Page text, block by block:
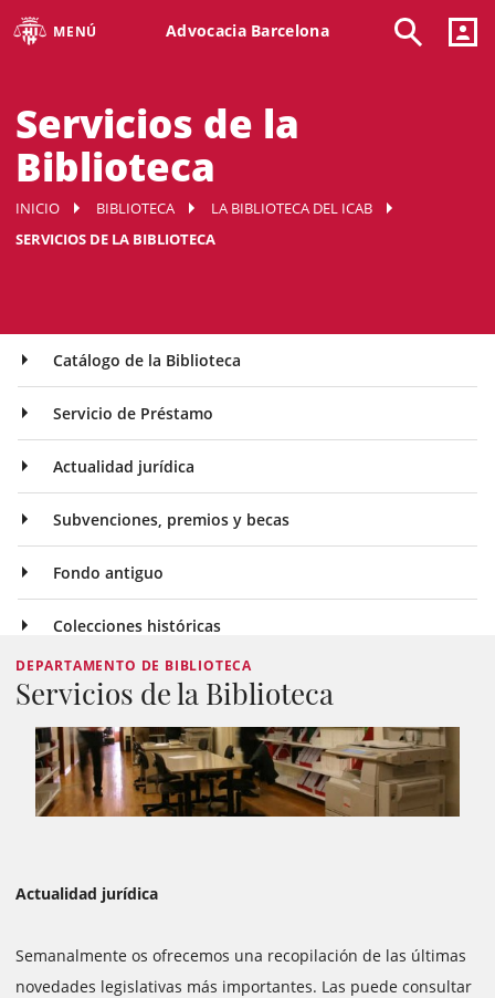
MENÚ Advocacia Barcelona
Servicios de la
Biblioteca
INICIO BIBLIOTECA
LA BIBLIOTECA DEL ICAB
SERVICIOS DE LA BIBLIOTECA
Catálogo de la Biblioteca
Servicio de Préstamo
Actualidad jurídica
Subvenciones, premios y becas
Fondo antiguo
Colecciones históricas
DEPARTAMENTO DE BIBLIOTECA
Servicios de la Biblioteca
Actualidad jurídica
Semanalmente os ofrecemos una recopilación de las últimas
novedades legislativas más importantes. Las puede consultar